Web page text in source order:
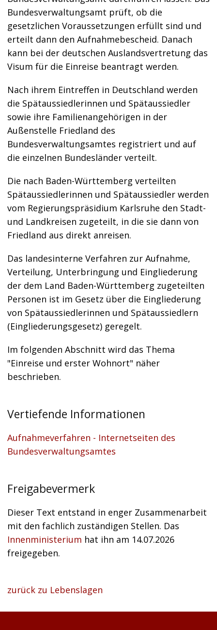
Bundesverwaltungsamt prüft, ob die
gesetzlichen Voraussetzungen erfüllt sind und
erteilt dann den Aufnahmebescheid. Danach
kann bei der deutschen Auslandsvertretung das
Visum für die Einreise beantragt werden.
Nach ihrem Eintreffen in Deutschland werden
die Spätaussiedlerinnen und Spätaussiedler
sowie ihre Familienangehörigen in der
Außenstelle Friedland des
Bundesverwaltungsamtes registriert und auf
die einzelnen Bundesländer verteilt.
Die nach Baden-Württemberg verteilten
Spätaussiedlerinnen und Spätaussiedler werden
vom Regierungspräsidium Karlsruhe den Stadt-
und Landkreisen zugeteilt, in die sie dann von
Friedland aus direkt anreisen.
Das landesinterne Verfahren zur Aufnahme,
Verteilung, Unterbringung und Eingliederung
der dem Land Baden-Württemberg zugeteilten
Personen ist im Gesetz über die Eingliederung
von Spätaussiedlerinnen und Spätaussiedlern
(Eingliederungsgesetz) geregelt.
Im folgenden Abschnitt wird das Thema
"Einreise und erster Wohnort" näher
beschrieben.
Vertiefende Informationen
Aufnahmeverfahren - Internetseiten des
Bundesverwaltungsamtes
Freigabevermerk
Dieser Text entstand in enger Zusammenarbeit
mit den fachlich zuständigen Stellen. Das
Innenministerium hat ihn am 14.07.2026
freigegeben.
zurück zu Lebenslagen